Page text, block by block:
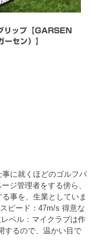
リップ【GARSEN
セン）】
に就くほどのゴルフバ
ジ管理者をする傍ら、
事を、生業としていま
ピード：47m/s 得意な
ベル：マイクラブは作
するので、温かい目で